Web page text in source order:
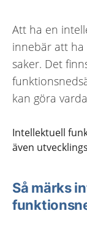
Att ha en
innebär att ha
saker. Det
kan göra
Intellektuell
även
Så märks